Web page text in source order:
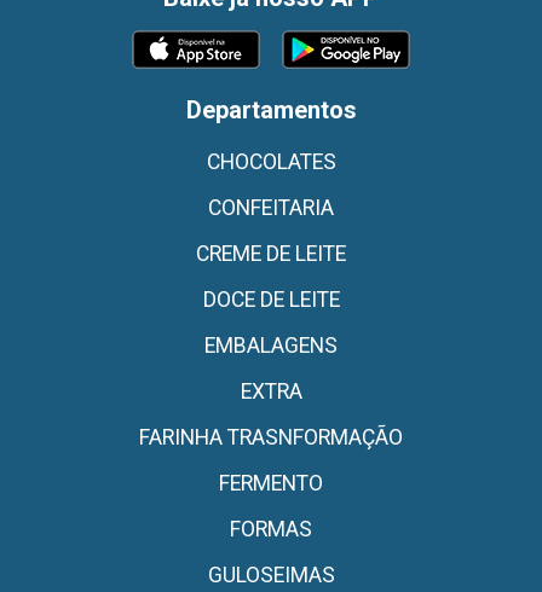
Departamentos
CHOCOLATES
CONFEITARIA
CREME DE LEITE
DOCE DE LEITE
EMBALAGENS
EXTRA
FARINHA TRASNFORMAÇÃO
FERMENTO
FORMAS
GULOSEIMAS